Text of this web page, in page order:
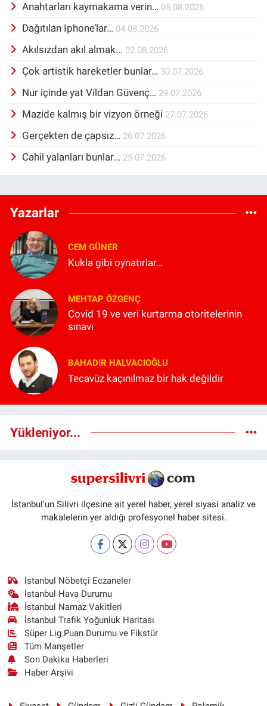
Anahtarları kaymakama verin… 05.08.2026
Dağıtılan Iphone’lar… 04.08.2026
Akılsızdan akıl almak... 02.08.2026
Çok artistik hareketler bunlar… 30.07.2026
Nur içinde yat Vildan Güvenç… 29.07.2026
Mazide kalmış bir vizyon örneği 27.07.2026
Gerçekten de çapsız… 26.07.2026
Cahil yalanları bunlar... 25.07.2026
Yazarlar
CEM GÜNER
Kukla gibi oynatırlar…
MEHTAP ÖZGENÇ
Covid 19 ve veri kurtarma otoritelerinin
sınavı
BAHADIR HALVACIOĞLU
Tecavüz kaçınılmaz bir hak değildir
Yükleniyor...
İstanbul'un Silivri ilçesine ait yerel haber, yerel siyasi analiz ve
makalelerin yer aldığı profesyonel haber sitesi.
İstanbul Nöbetçi Eczaneler
İstanbul Hava Durumu
İstanbul Namaz Vakitleri
İstanbul Trafik Yoğunluk Haritası
Süper Lig Puan Durumu ve Fikstür
Tüm Manşetler
Son Dakika Haberleri
Haber Arşivi